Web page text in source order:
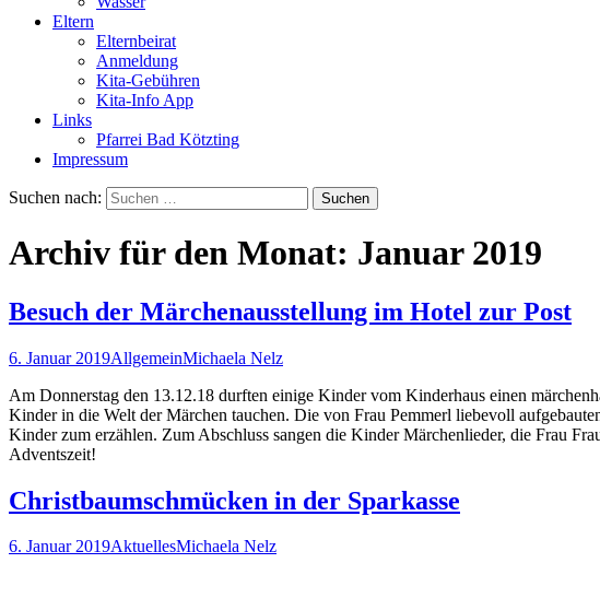
Eltern
Elternbeirat
Anmeldung
Kita-Gebühren
Kita-Info App
Links
Pfarrei Bad Kötzting
Impressum
Suchen nach:
Archiv für den Monat: Januar 2019
Besuch der Märchenausstellung im Hotel zur Post
6. Januar 2019AllgemeinMichaela Nelz
Am Donnerstag den 13.12.18 durften einige Kinder vom Kinderhaus einen
Kinder in die Welt der Märchen tauchen. Die von Frau Pemmerl liebevoll
Kinder zum erzählen. Zum Abschluss sangen die Kinder Märchenlieder,
Adventszeit!
Christbaumschmücken in der Sparkasse
6. Januar 2019AktuellesMichaela Nelz